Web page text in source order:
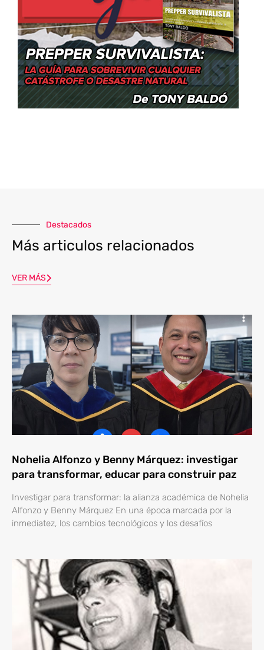
Destacados
Más articulos relacionados
VER MÁS
Nohelia Alfonzo y Benny Márquez: investigar
para transformar, educar para construir paz
Investigar para transformar: la alianza académica de Nohelia
Alfonzo y Benny Márquez En una época marcada por la
inmediatez, los cambios tecnológicos y los desafíos